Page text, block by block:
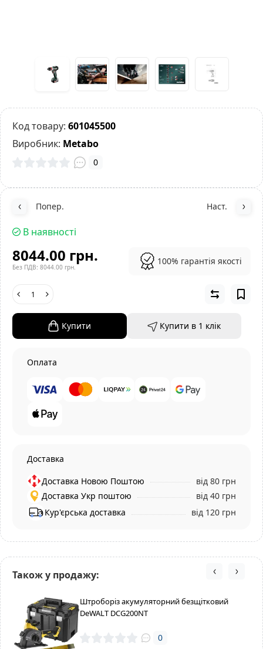
Код товару: 601045500
Виробник: Metabo
0
Попер. Наст.
В наявності
8044.00 грн.
Без ПДВ: 8044.00 грн.
100% гарантія якості
Купити Купити в 1 клiк
Оплата
Доставка
Доставка Новою Поштою
від 80 грн
Доставка Укр поштою
від 40 грн
Кур'єрська доставка
від 120 грн
Також у продажу:
Штроборіз акумуляторний безщітковий
DeWALT DCG200NT
0